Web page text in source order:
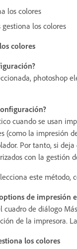
los colores
los colores
colores
photoshop
cuando se usan
(como la impresión
Por tanto, si
con la gestión
este método,
de impresión
cuadro de diálogo
de la impresora.
los colores